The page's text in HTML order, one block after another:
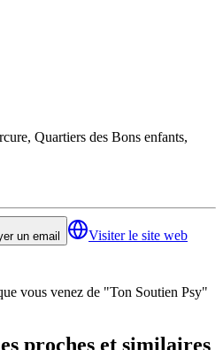
Quartiers des Bons enfants,
un email Visiter le site web
vous venez de "Ton Soutien Psy"
proches et similaires